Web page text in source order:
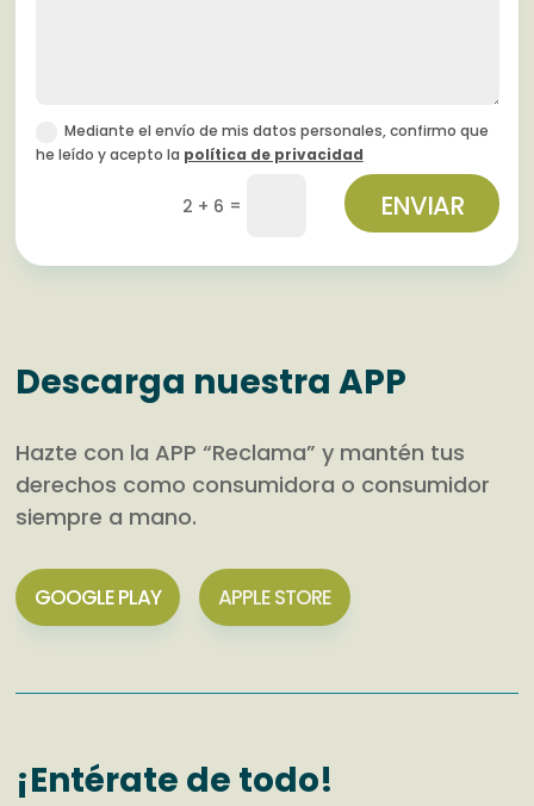
Mediante el envío de mis datos personales, confirmo que
he leído y acepto la política de privacidad
2 + 6 = ENVIAR
Descarga nuestra APP
Hazte con la APP “Reclama” y mantén tus
derechos como consumidora o consumidor
siempre a mano.
GOOGLE PLAY APPLE STORE
¡Entérate de todo!